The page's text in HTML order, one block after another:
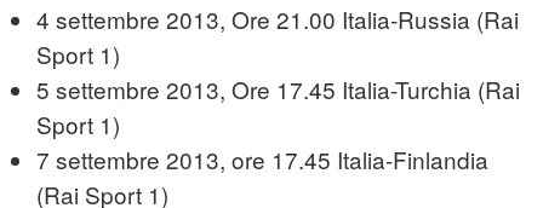
4 settembre 2013, Ore 21.00 Italia-Russia (Rai
Sport 1)
5 settembre 2013, Ore 17.45 Italia-Turchia (Rai
Sport 1)
7 settembre 2013, ore 17.45 Italia-Finlandia
(Rai Sport 1)